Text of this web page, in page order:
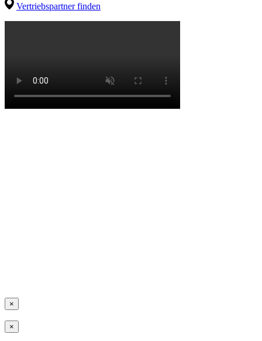
Vertriebspartner finden
×
×